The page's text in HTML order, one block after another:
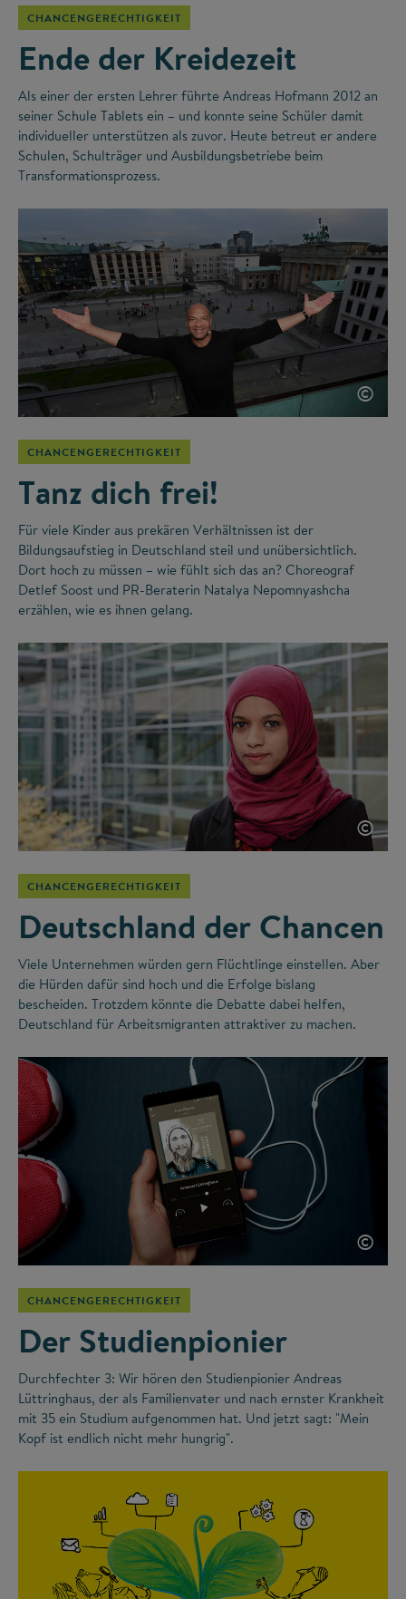
CHANCENGERECHTIGKEIT
Ende der Kreidezeit
Als einer der ersten Lehrer führte Andreas Hofmann 2012 an
seiner Schule Tablets ein – und konnte seine Schüler damit
individueller unterstützen als zuvor. Heute betreut er andere
Schulen, Schulträger und Ausbildungsbetriebe beim
Transformationsprozess.
©
CHANCENGERECHTIGKEIT
Tanz dich frei!
Für viele Kinder aus prekären Verhältnissen ist der
Bildungsaufstieg in Deutschland steil und unübersichtlich.
Dort hoch zu müssen – wie fühlt sich das an? Choreograf
Detlef Soost und PR-Beraterin Natalya Nepomnyashcha
erzählen, wie es ihnen gelang.
©
CHANCENGERECHTIGKEIT
Deutschland der Chancen
Viele Unternehmen würden gern Flüchtlinge einstellen. Aber
die Hürden dafür sind hoch und die Erfolge bislang
bescheiden. Trotzdem könnte die Debatte dabei helfen,
Deutschland für Arbeitsmigranten attraktiver zu machen.
©
CHANCENGERECHTIGKEIT
Der Studienpionier
Durchfechter 3: Wir hören den Studienpionier Andreas
Lüttringhaus, der als Familienvater und nach ernster Krankheit
mit 35 ein Studium aufgenommen hat. Und jetzt sagt: "Mein
Kopf ist endlich nicht mehr hungrig".